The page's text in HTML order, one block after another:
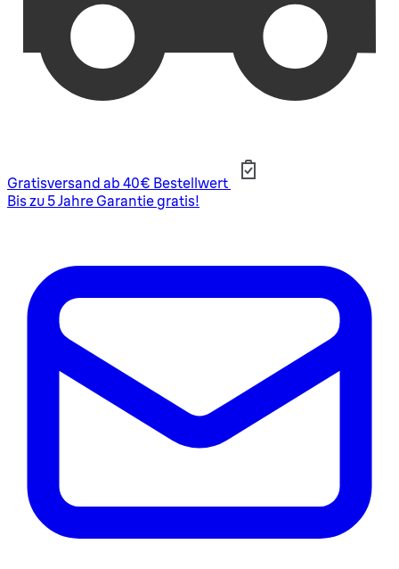
Gratisversand ab 40€ Bestellwert
Bis zu 5 Jahre Garantie gratis!